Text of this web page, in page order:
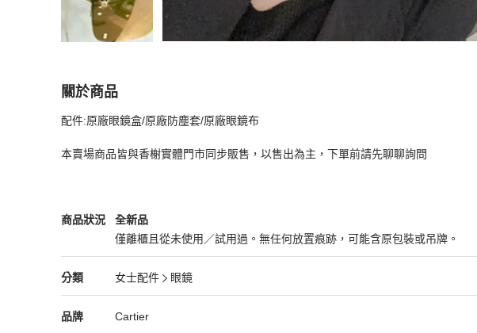
關於商品
關於CARTIER 美洲豹方框漸層墨鏡/茶棕
配件:原廠眼鏡盒/原廠防塵套/原廠眼鏡布
本賣場商品皆與香榭實體門市同步販售，以售出為主，下單前請先聊聊詢問
商品狀況
Cartier女士配件商品狀態與細節
全新品
僅離櫃且從未使用／試用過。無任何放置痕跡，可能含原包裝或吊牌。
全新品
分類
Cartier 女士配件分類資訊
女士配件
眼鏡
女士配件/眼鏡推薦
品牌
Cartier 精品女士配件
Cartier
Cartier 推薦清單